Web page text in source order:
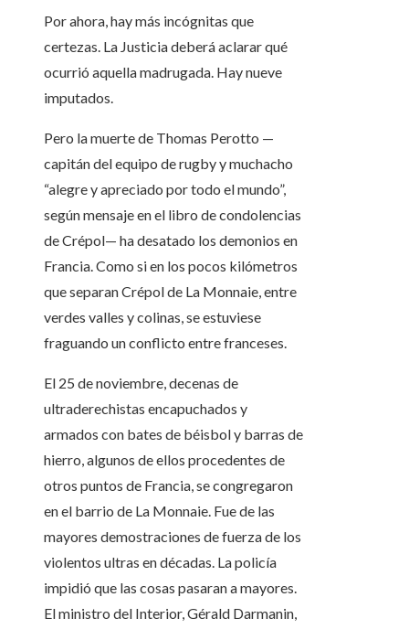
Por ahora, hay más incógnitas que
certezas. La Justicia deberá aclarar qué
ocurrió aquella madrugada. Hay nueve
imputados.
Pero la muerte de Thomas Perotto —
capitán del equipo de rugby y muchacho
“alegre y apreciado por todo el mundo”,
según mensaje en el libro de condolencias
de Crépol— ha desatado los demonios en
Francia. Como si en los pocos kilómetros
que separan Crépol de La Monnaie, entre
verdes valles y colinas, se estuviese
fraguando un conflicto entre franceses.
El 25 de noviembre, decenas de
ultraderechistas encapuchados y
armados con bates de béisbol y barras de
hierro, algunos de ellos procedentes de
otros puntos de Francia, se congregaron
en el barrio de La Monnaie. Fue de las
mayores demostraciones de fuerza de los
violentos ultras en décadas. La policía
impidió que las cosas pasaran a mayores.
El ministro del Interior, Gérald Darmanin,